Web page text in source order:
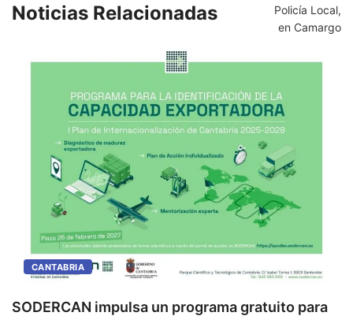
Noticias Relacionadas
CANTABRIA
SODERCAN impulsa un programa gratuito para